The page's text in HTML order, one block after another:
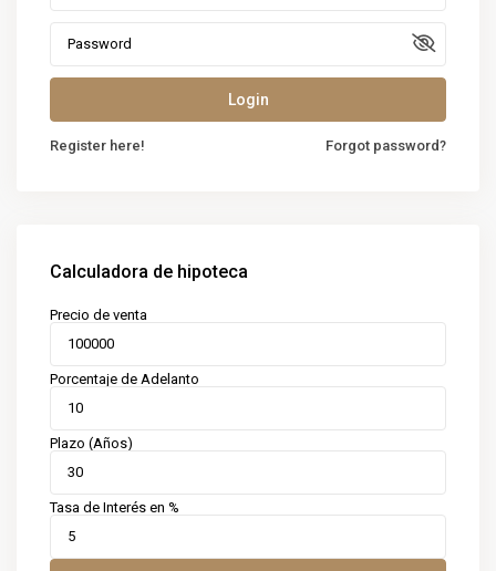
Login
Register here! Forgot password?
Calculadora de hipoteca
Precio de venta
Porcentaje de Adelanto
Plazo (Años)
Tasa de Interés en %